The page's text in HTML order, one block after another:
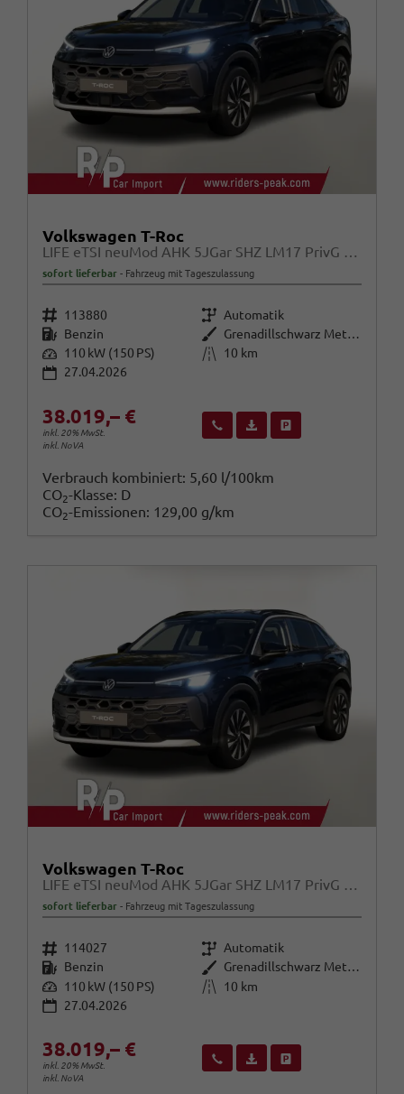
Volkswagen T-Roc
sofort lieferbar Fahrzeug mit Tageszulassung
Fahrzeugnr. 113880 Getriebe Automatik
Kraftstoff Benzin Außenfarbe
Grenadillschwarz Metallic
Leistung 110 kW (150 PS) Kilometerstand
10 km
27.04.2026
38.019,– €
inkl. 20% MwSt.
inkl. NoVA
Wir rufen Sie anFahrzeugexposé (PDF)
Verbrauch kombiniert: 5,60 l/100km
CO2-Klasse: D
CO2-Emissionen: 129,00 g/km
Volkswagen T-Roc
LIFE eTSI neuMod AHK 5JGar SHZ LM17 PrivG Kam
sofort lieferbar Fahrzeug mit Tageszulassung
Fahrzeugnr. 114027 Getriebe Automatik
Kraftstoff Benzin Außenfarbe
Grenadillschwarz Metallic
Leistung 110 kW (150 PS) Kilometerstand
10 km
27.04.2026
38.019,– €
inkl. 20% MwSt.
inkl. NoVA
Wir rufen Sie anFahrzeugexposé (PDF)